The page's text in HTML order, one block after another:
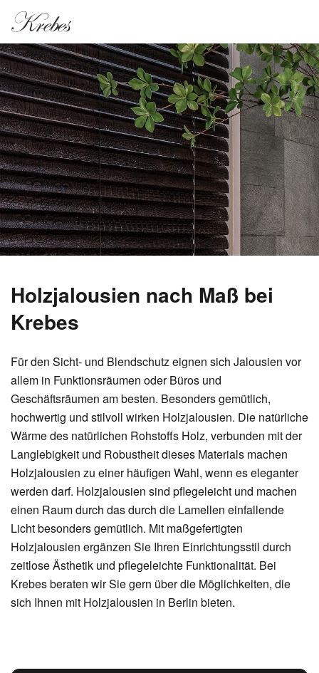
Holzjalousien nach Maß bei
Krebes
Für den Sicht- und Blendschutz eignen sich Jalousien vor
allem in Funktionsräumen oder Büros und
Geschäftsräumen am besten. Besonders gemütlich,
hochwertig und stilvoll wirken Holzjalousien. Die natürliche
Wärme des natürlichen Rohstoffs Holz, verbunden mit der
Langlebigkeit und Robustheit dieses Materials machen
Holzjalousien zu einer häufigen Wahl, wenn es eleganter
werden darf. Holzjalousien sind pflegeleicht und machen
einen Raum durch das durch die Lamellen einfallende
Licht besonders gemütlich. Mit maßgefertigten
Holzjalousien ergänzen Sie Ihren Einrichtungsstil durch
zeitlose Ästhetik und pflegeleichte Funktionalität. Bei
Krebes beraten wir Sie gern über die Möglichkeiten, die
sich Ihnen mit Holzjalousien in Berlin bieten.